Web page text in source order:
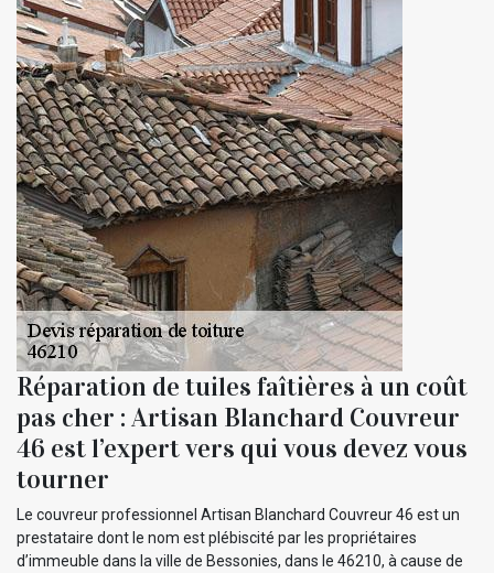
Réparation de tuiles faîtières à un coût
pas cher : Artisan Blanchard Couvreur
46 est l’expert vers qui vous devez vous
tourner
Le couvreur professionnel Artisan Blanchard Couvreur 46 est un
prestataire dont le nom est plébiscité par les propriétaires
d’immeuble dans la ville de Bessonies, dans le 46210, à cause de